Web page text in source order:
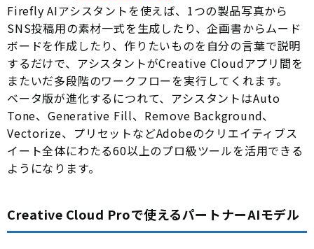
Firefly AIアシスタントを使えば、1つの製品写真から
SNS投稿用の素材一式を生成したり、企画書からムード
ボードを作成したり、作りたいものを自分の言葉で説明
するだけで、アシスタントがCreative Cloudアプリ間を
またいだ多段階のワークフローを実行してくれます。
ベータ版が進化するにつれて、アシスタントはAuto
Tone、Generative Fill、Remove Background、
Vectorize、プリセットなどAdobeのクリエイティブス
イート全体にわたる60以上のプロ級ツールを活用できる
ようになります。
Creative Cloud Proで使えるパートナーAIモデル